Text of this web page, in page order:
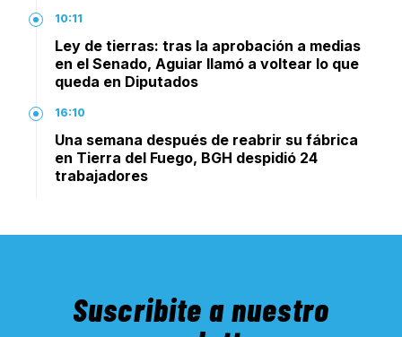
10:11
Ley de tierras: tras la aprobación a medias
en el Senado, Aguiar llamó a voltear lo que
queda en Diputados
16:10
Una semana después de reabrir su fábrica
en Tierra del Fuego, BGH despidió 24
trabajadores
Suscribite a nuestro